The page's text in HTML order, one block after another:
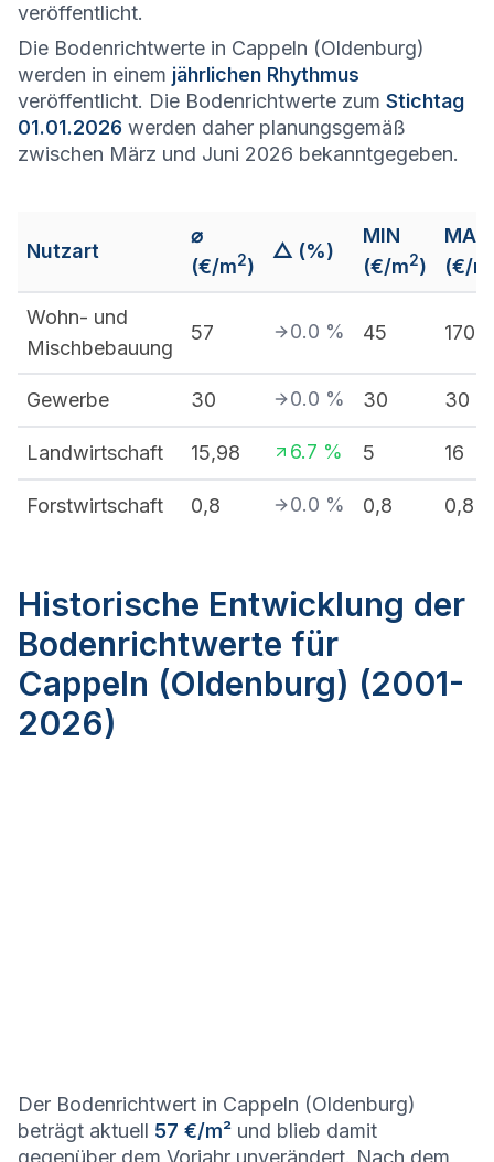
veröffentlicht.
Die Bodenrichtwerte in Cappeln (Oldenburg)
werden in einem jährlichen Rhythmus
veröffentlicht. Die Bodenrichtwerte zum Stichtag
01.01.2026 werden daher planungsgemäß
zwischen März und Juni 2026 bekanntgegeben.
Nutzart
⌀
(€/m2)
△ (%)
MIN
(€/m2)
MAX
(€/m
Wohn- und
Mischbebauung
57 0.0 % 45 170
Gewerbe 30 0.0 % 30 30
Landwirtschaft 15,98 6.7 % 5 16
Forstwirtschaft 0,8 0.0 % 0,8 0,8
Historische Entwicklung der
Bodenrichtwerte für
Cappeln (Oldenburg) (2001-
2026)
Der Bodenrichtwert in Cappeln (Oldenburg)
beträgt aktuell 57 €/m² und blieb damit
gegenüber dem Vorjahr unverändert. Nach dem